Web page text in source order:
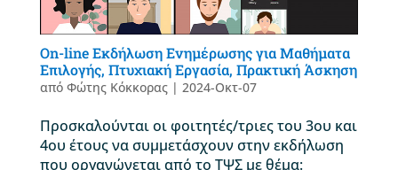
On-line Εκδήλωση Ενημέρωσης για Μαθήματα
Επιλογής, Πτυχιακή Εργασία, Πρακτική Άσκηση
από Φώτης Κόκκορας| 2024-Οκτ-07
Προσκαλούνται οι φοιτητές/τριες του 3ου και
4ου έτους να συμμετάσχουν στην εκδήλωση
που οργανώνεται από το ΤΨΣ με θέμα: